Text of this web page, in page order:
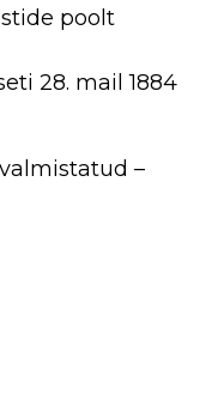
poolt
28. mail 1884
–